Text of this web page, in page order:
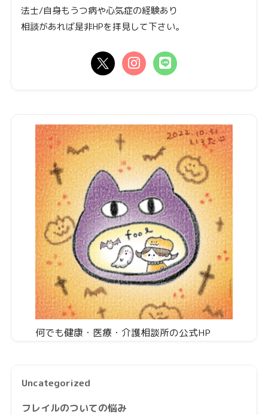
法士/自身もうつ病や心気症の経験あり
相談があれば是非HPを拝見して下さい。
何でも健康・医療・介護相談所の公式HP
Uncategorized
フレイルのついての悩み